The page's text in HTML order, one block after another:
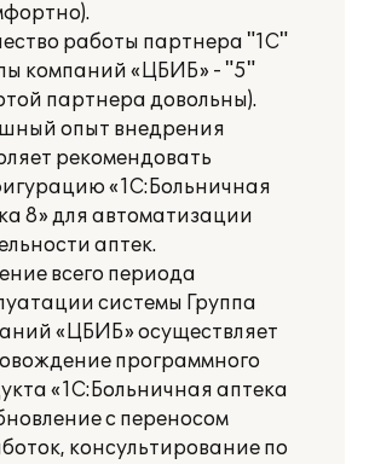
работы партнера "1С"
компаний «ЦБИБ» - "5"
партнера довольны).
опыт внедрения
рекомендовать
«1С:Больничная
8» для автоматизации
аптек.
всего периода
системы Группа
«ЦБИБ» осуществляет
программного
«1С:Больничная аптека
с переносом
консультирование по